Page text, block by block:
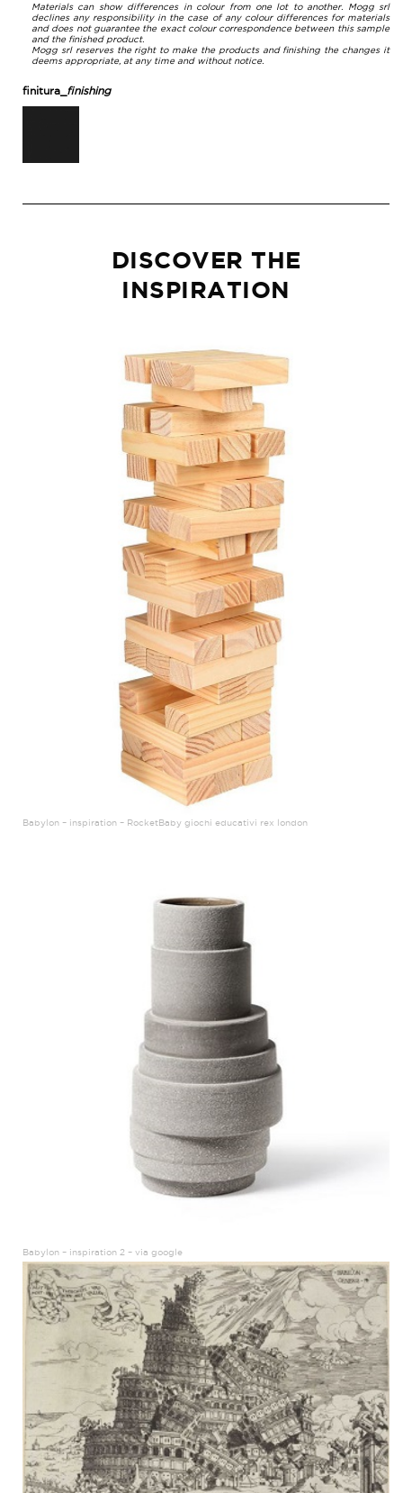
Materials can show differences in colour from one lot to another. Mogg srl
declines any responsibility in the case of any colour differences for materials
and does not guarantee the exact colour correspondence between this sample
and the finished product.
Mogg srl reserves the right to make the products and finishing the changes it
deems appropriate, at any time and without notice.
finitura_ finishing
DISCOVER THE
INSPIRATION
Babylon – inspiration – RocketBaby giochi educativi rex london
Babylon – inspiration 2 – via google